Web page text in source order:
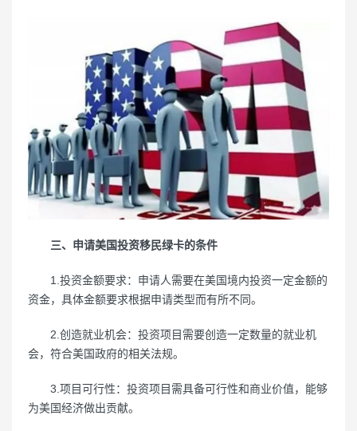
三、申请美国投资移民绿卡的条件
1.投资金额要求：申请人需要在美国境内投资一定金额的
资金，具体金额要求根据申请类型而有所不同。
2.创造就业机会：投资项目需要创造一定数量的就业机
会，符合美国政府的相关法规。
3.项目可行性：投资项目需具备可行性和商业价值，能够
为美国经济做出贡献。